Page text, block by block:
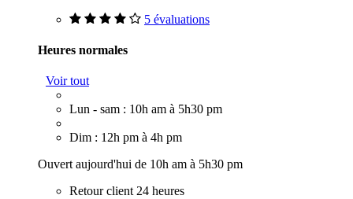
5 évaluations
Heures normales
Voir tout
Lun - sam : 10h am à 5h30 pm
Dim : 12h pm à 4h pm
Ouvert aujourd'hui de 10h am à 5h30 pm
Retour client 24 heures